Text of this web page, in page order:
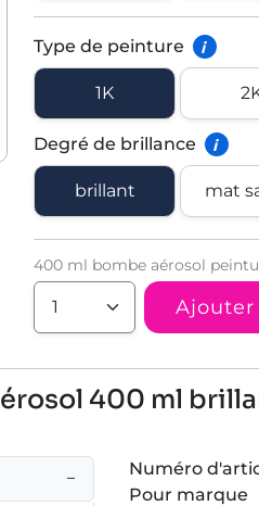
Type de peinture i
1K
Degré de brillance i
brillant mat
400 ml bombe aérosol
400 ml
− Numéro
Pour marque